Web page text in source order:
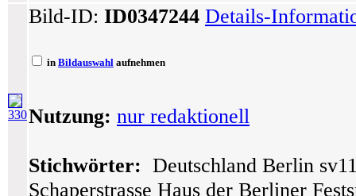
330
Bild-ID: ID0347244 Details-
in Bildauswahl aufnehmen
Nutzung: nur redaktionell
Stichwörter: Deutschland Berlin
Schaperstrasse Haus der Berliner